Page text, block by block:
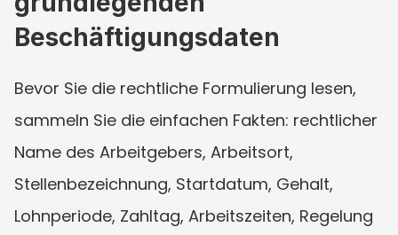
Beschäftigungsdaten
Bevor Sie die rechtliche Formulierung lesen,
sammeln Sie die einfachen Fakten: rechtlicher
Name des Arbeitgebers, Arbeitsort,
Stellenbezeichnung, Startdatum, Gehalt,
Lohnperiode, Zahltag, Arbeitszeiten, Regelung